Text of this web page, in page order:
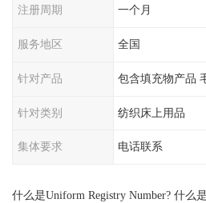
注册周期 一个月
服务地区 全国
针对产品 包含填充物产品
针对类别 纺织床上用品
集体要求 电话联系
什么是Uniform Registry Number? 什么